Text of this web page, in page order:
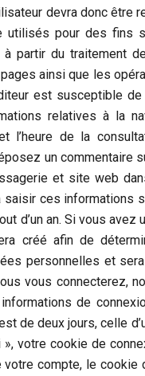
devra donc être
utilisés pour des fins
à partir du traitement
ainsi que les
est susceptible
relatives à la
l’heure de la
un commentaire
et site web
saisir ces informations
d’un an. Si vous
créé afin de
personnelles et
vous connecterez,
de
de deux jours, celle
votre cookie de
compte, le cookie